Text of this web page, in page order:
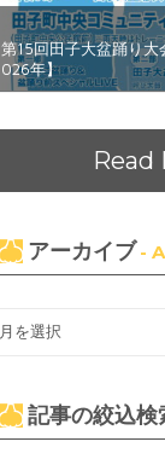
第15回田子大盆踊り大
026年】
Read
アーカイブ -
記事の絞込検